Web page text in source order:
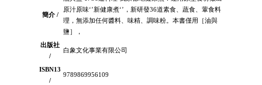
簡介 /
原汁原味‘’新健康煮‘’，新研發36道素食、蔬食、葷食料
理，無添加任何醬料、味精、調味粉。本書僅用［油與
鹽］，
出版社
/
白象文化事業有限公司
ISBN13
/
9789869956109